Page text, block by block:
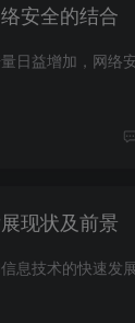
安全的结合
现状及前景